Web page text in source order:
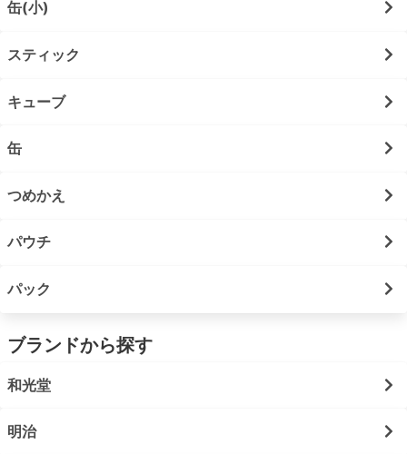
缶(小)
スティック
キューブ
缶
つめかえ
パウチ
パック
ブランドから探す
和光堂
明治